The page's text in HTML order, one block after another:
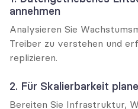
annehmen
Analysieren Sie
Treiber zu verstehen und
replizieren.
2. Für Skalierbarkeit
Bereiten Sie Infrastruktur,